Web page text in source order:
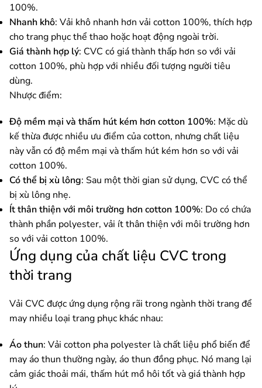
100%.
Nhanh khô: Vải khô nhanh hơn vải cotton 100%, thích hợp
cho trang phục thể thao hoặc hoạt động ngoài trời.
Giá thành hợp lý: CVC có giá thành thấp hơn so với vải
cotton 100%, phù hợp với nhiều đối tượng người tiêu
dùng.
Nhược điểm:
Độ mềm mại và thấm hút kém hơn cotton 100%: Mặc dù
kế thừa được nhiều ưu điểm của cotton, nhưng chất liệu
này vẫn có độ mềm mại và thấm hút kém hơn so với vải
cotton 100%.
Có thể bị xù lông: Sau một thời gian sử dụng, CVC có thể
bị xù lông nhẹ.
Ít thân thiện với môi trường hơn cotton 100%: Do có chứa
thành phần polyester, vải ít thân thiện với môi trường hơn
so với vải cotton 100%.
Ứng dụng của chất liệu CVC trong
thời trang
Vải CVC được ứng dụng rộng rãi trong ngành thời trang để
may nhiều loại trang phục khác nhau:
Áo thun: Vải cotton pha polyester là chất liệu phổ biến để
may áo thun thường ngày, áo thun đồng phục. Nó mang lại
cảm giác thoải mái, thấm hút mồ hôi tốt và giá thành hợp